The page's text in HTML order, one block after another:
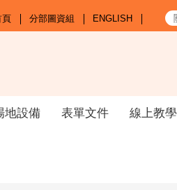
頁 分部圖資組 ENGLISH
地設備 表單文件 線上教學